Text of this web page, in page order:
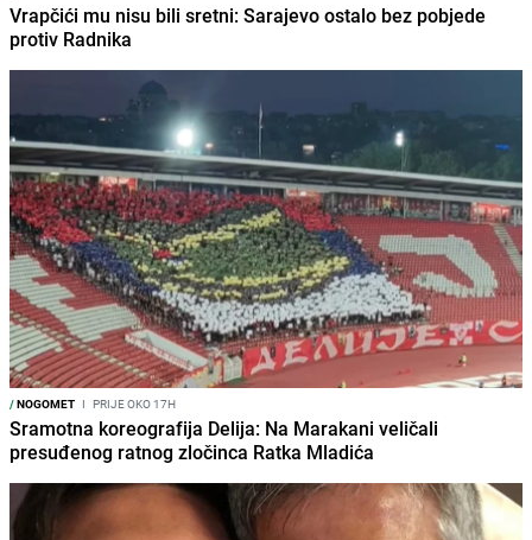
Vrapčići mu nisu bili sretni: Sarajevo ostalo bez pobjede
protiv Radnika
/NOGOMET I PRIJE OKO 17H
Sramotna koreografija Delija: Na Marakani veličali
presuđenog ratnog zločinca Ratka Mladića